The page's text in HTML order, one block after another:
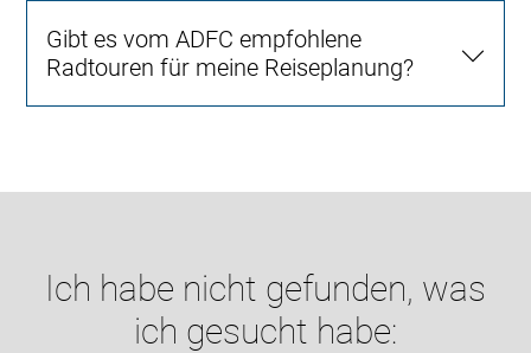
Gibt es vom ADFC empfohlene
Radtouren für meine Reiseplanung?
Ich habe nicht gefunden, was
ich gesucht habe: